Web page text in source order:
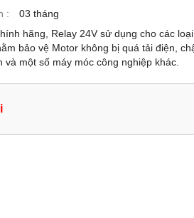
:
03 tháng
hãng, Relay 24V sử dụng cho các
bảo vệ Motor không bị quá tải điện,
và một số máy móc công nghiệp khác.